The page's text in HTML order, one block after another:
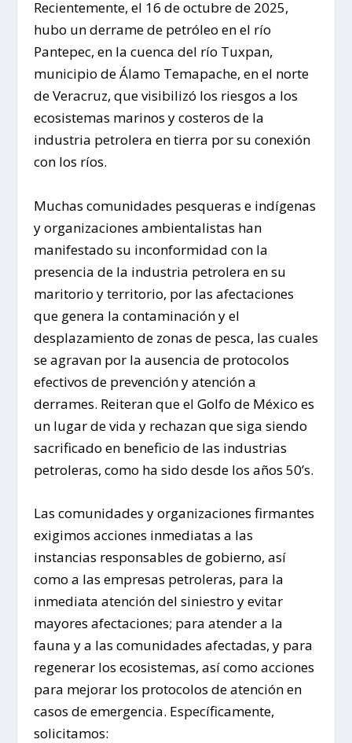
Recientemente, el 16 de octubre de 2025,
hubo un derrame de petróleo en el río
Pantepec, en la cuenca del río Tuxpan,
municipio de Álamo Temapache, en el norte
de Veracruz, que visibilizó los riesgos a los
ecosistemas marinos y costeros de la
industria petrolera en tierra por su conexión
con los ríos.
Muchas comunidades pesqueras e indígenas
y organizaciones ambientalistas han
manifestado su inconformidad con la
presencia de la industria petrolera en su
maritorio y territorio, por las afectaciones
que genera la contaminación y el
desplazamiento de zonas de pesca, las cuales
se agravan por la ausencia de protocolos
efectivos de prevención y atención a
derrames. Reiteran que el Golfo de México es
un lugar de vida y rechazan que siga siendo
sacrificado en beneficio de las industrias
petroleras, como ha sido desde los años 50’s.
Las comunidades y organizaciones firmantes
exigimos acciones inmediatas a las
instancias responsables de gobierno, así
como a las empresas petroleras, para la
inmediata atención del siniestro y evitar
mayores afectaciones; para atender a la
fauna y a las comunidades afectadas, y para
regenerar los ecosistemas, así como acciones
para mejorar los protocolos de atención en
casos de emergencia. Específicamente,
solicitamos: